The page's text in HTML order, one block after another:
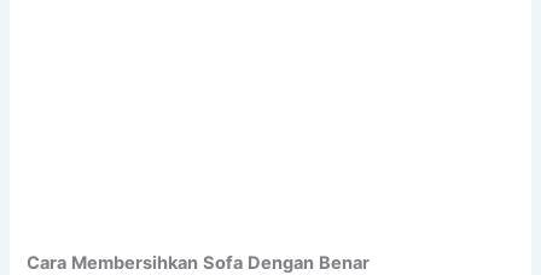
Cara Membersihkan Sofa Dengan Benar